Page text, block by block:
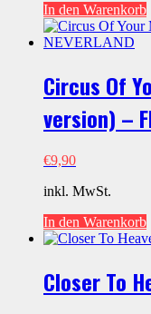
In den Warenkorb
Circus Of
version) –
€9,90
inkl. MwSt.
In den Warenkorb
Closer To